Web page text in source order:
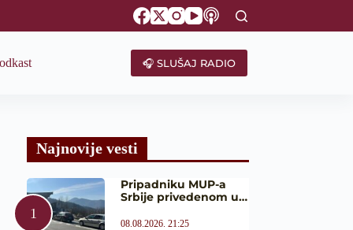
🎧 SLUŠAJ RADIO
Najnovije vesti
Pripadniku MUP-a
Srbije privedenom u…
08.08.2026. 21:25